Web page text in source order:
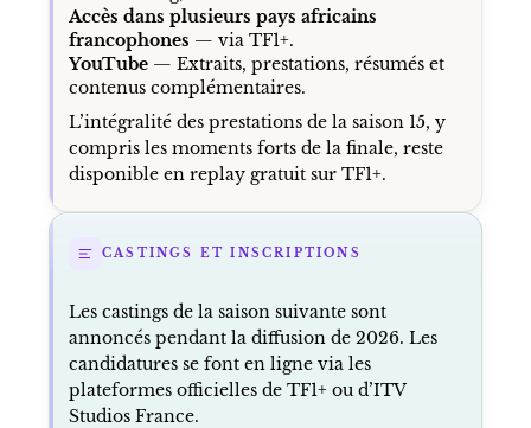
Accès dans plusieurs pays africains
francophones — via TF1+.
YouTube— Extraits, prestations, résumés et
contenus complémentaires.
L’intégralité des prestations de la saison 15, y
compris les moments forts de la finale, reste
disponible en replay gratuit sur TF1+.
CASTINGS ET INSCRIPTIONS
Les castings de la saison suivante sont
annoncés pendant la diffusion de 2026. Les
candidatures se font en ligne via les
plateformes officielles de TF1+ ou d’ITV
Studios France.